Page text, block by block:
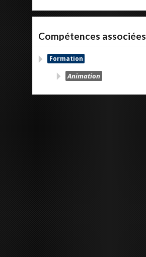
Compétences associées
Formation
Animation